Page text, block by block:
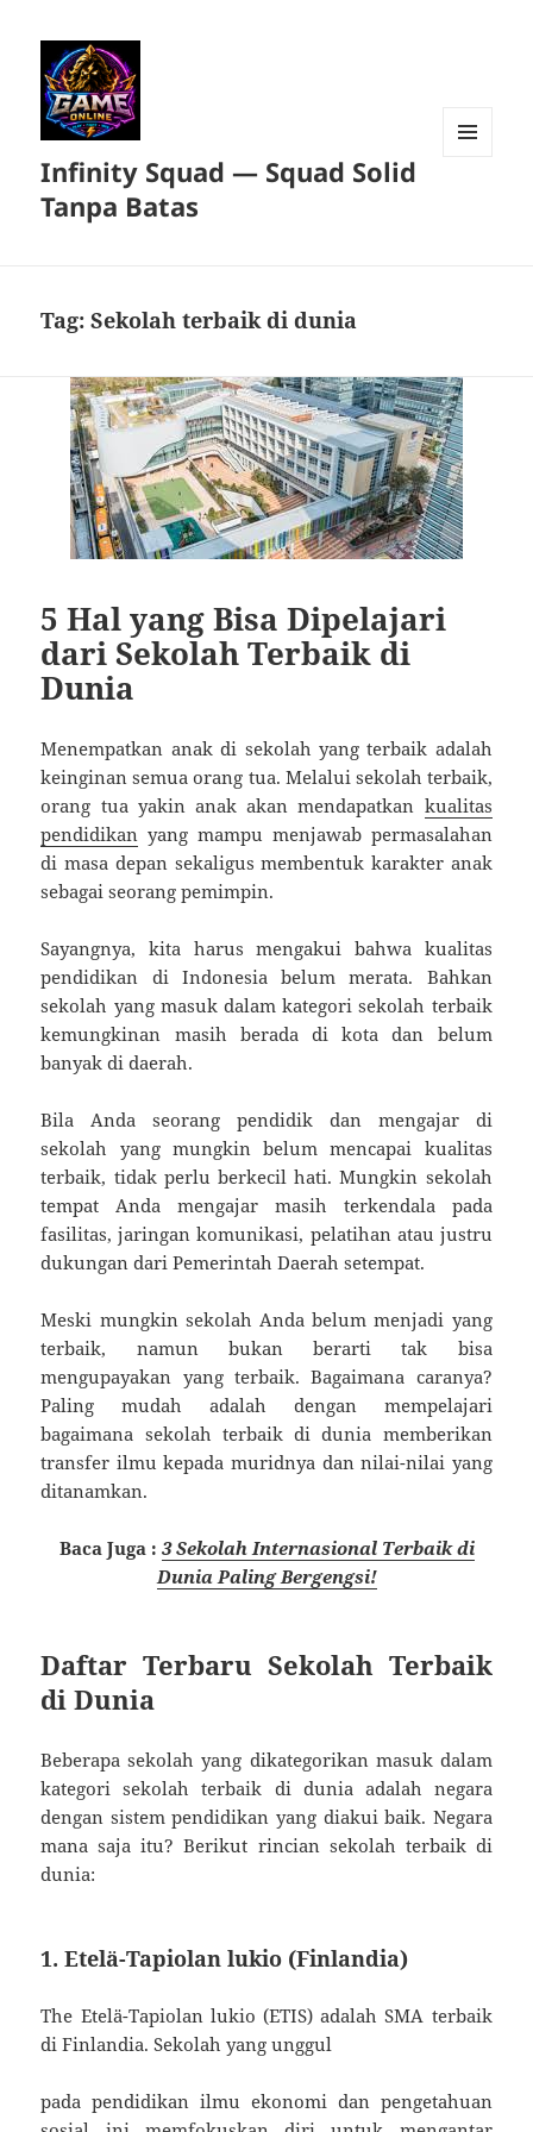
Infinity Squad — Squad Solid
Tanpa Batas
Tag:Sekolah terbaik di dunia
5 Hal yang Bisa Dipelajari
dari Sekolah Terbaik di
Dunia
Menempatkan anak di sekolah yang terbaik adalah
keinginan semua orang tua. Melalui sekolah terbaik,
orang tua yakin anak akan mendapatkan kualitas
pendidikan yang mampu menjawab permasalahan
di masa depan sekaligus membentuk karakter anak
sebagai seorang pemimpin.
Sayangnya, kita harus mengakui bahwa kualitas
pendidikan di Indonesia belum merata. Bahkan
sekolah yang masuk dalam kategori sekolah terbaik
kemungkinan masih berada di kota dan belum
banyak di daerah.
Bila Anda seorang pendidik dan mengajar di
sekolah yang mungkin belum mencapai kualitas
terbaik, tidak perlu berkecil hati. Mungkin sekolah
tempat Anda mengajar masih terkendala pada
fasilitas, jaringan komunikasi, pelatihan atau justru
dukungan dari Pemerintah Daerah setempat.
Meski mungkin sekolah Anda belum menjadi yang
terbaik, namun bukan berarti tak bisa
mengupayakan yang terbaik. Bagaimana caranya?
Paling mudah adalah dengan mempelajari
bagaimana sekolah terbaik di dunia memberikan
transfer ilmu kepada muridnya dan nilai-nilai yang
ditanamkan.
Baca Juga : 3 Sekolah Internasional Terbaik di
Dunia Paling Bergengsi!
Daftar Terbaru Sekolah Terbaik
di Dunia
Beberapa sekolah yang dikategorikan masuk dalam
kategori sekolah terbaik di dunia adalah negara
dengan sistem pendidikan yang diakui baik. Negara
mana saja itu? Berikut rincian sekolah terbaik di
dunia:
1. Etelä-Tapiolan lukio (Finlandia)
The Etelä-Tapiolan lukio (ETIS) adalah SMA terbaik
di Finlandia. Sekolah yang unggul
pada pendidikan ilmu ekonomi dan pengetahuan